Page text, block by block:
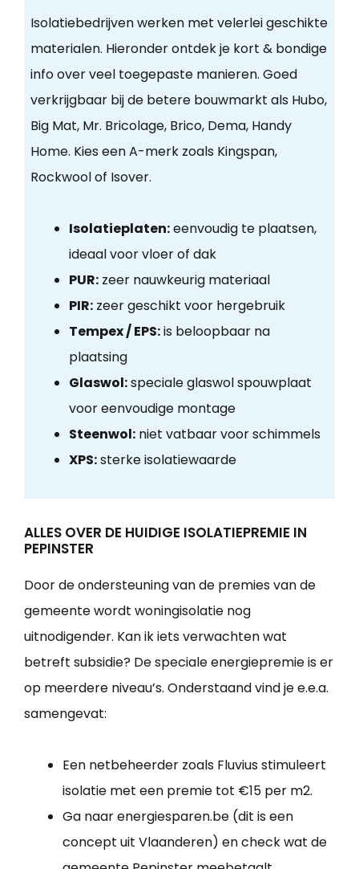
Isolatiebedrijven werken met velerlei geschikte
materialen. Hieronder ontdek je kort & bondige
info over veel toegepaste manieren. Goed
verkrijgbaar bij de betere bouwmarkt als Hubo,
Big Mat, Mr. Bricolage, Brico, Dema, Handy
Home. Kies een A-merk zoals Kingspan,
Rockwool of Isover.
Isolatieplaten:eenvoudig te plaatsen,
ideaal voor vloer of dak
PUR:zeer nauwkeurig materiaal
PIR:zeer geschikt voor hergebruik
Tempex / EPS:is beloopbaar na
plaatsing
Glaswol:speciale glaswol spouwplaat
voor eenvoudige montage
Steenwol:niet vatbaar voor schimmels
XPS:sterke isolatiewaarde
ALLES OVER DE HUIDIGE ISOLATIEPREMIE IN
PEPINSTER
Door de ondersteuning van de premies van de
gemeente wordt woningisolatie nog
uitnodigender. Kan ik iets verwachten wat
betreft subsidie? De speciale energiepremie is er
op meerdere niveau’s. Onderstaand vind je e.e.a.
samengevat:
Een netbeheerder zoals Fluvius stimuleert
isolatie met een premie tot €15 per m2.
Ga naar energiesparen.be (dit is een
concept uit Vlaanderen) en check wat de